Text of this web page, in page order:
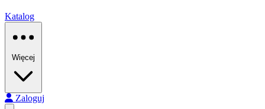
Katalog
Więcej
Zaloguj